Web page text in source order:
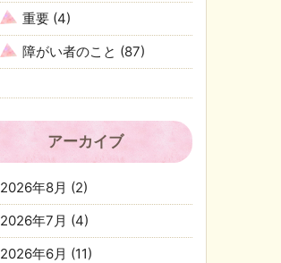
重要 (4)
障がい者のこと (87)
アーカイブ
2026年8月 (2)
2026年7月 (4)
2026年6月 (11)